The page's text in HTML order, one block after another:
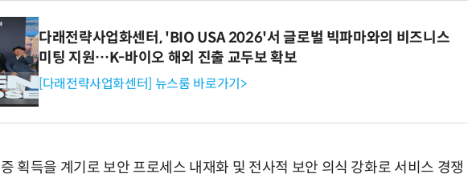
다래전략사업화센터, 'BIO USA 2026'서 글로벌 빅파마와의 비즈니스
미팅 지원…K-바이오 해외 진출 교두보 확보
[다래전략사업화센터] 뉴스룸 바로가기>
획득을 계기로 보안 프로세스 내재화 및 전사적 보안 의식 강화로 서비스 경쟁